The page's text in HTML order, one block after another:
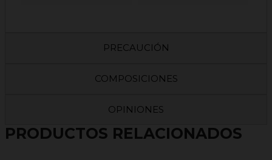
PRECAUCIÓN
COMPOSICIONES
OPINIONES
PRODUCTOS RELACIONADOS